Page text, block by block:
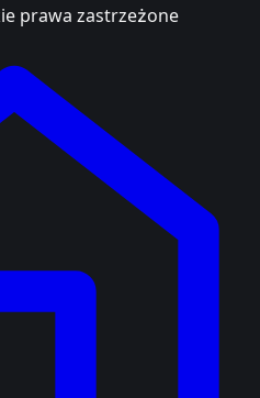
prawa zastrzeżone